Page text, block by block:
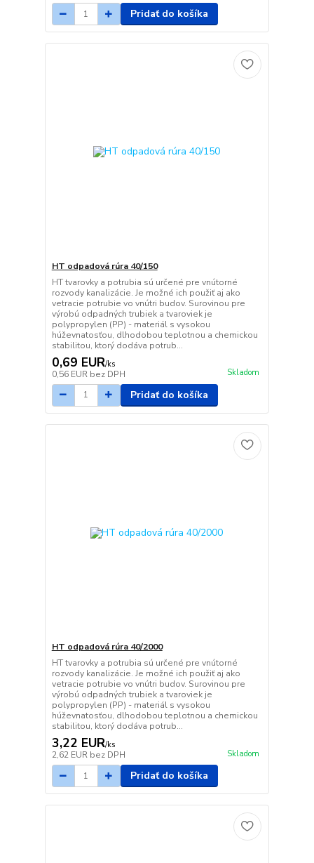
Pridať do košíka
HT odpadová rúra 40/150
HT tvarovky a potrubia sú určené pre vnútorné
rozvody kanalizácie. Je možné ich použiť aj ako
vetracie potrubie vo vnútri budov. Surovinou pre
výrobú odpadných trubiek a tvaroviek je
polypropylen (PP) - materiál s vysokou
húževnatosťou, dlhodobou teplotnou a chemickou
stabilitou, ktorý dodáva potrub...
0,69 EUR/ks
0,56 EUR bez DPH Skladom
Pridať do košíka
HT odpadová rúra 40/2000
HT tvarovky a potrubia sú určené pre vnútorné
rozvody kanalizácie. Je možné ich použiť aj ako
vetracie potrubie vo vnútri budov. Surovinou pre
výrobú odpadných trubiek a tvaroviek je
polypropylen (PP) - materiál s vysokou
húževnatosťou, dlhodobou teplotnou a chemickou
stabilitou, ktorý dodáva potrub...
3,22 EUR/ks
2,62 EUR bez DPH Skladom
Pridať do košíka